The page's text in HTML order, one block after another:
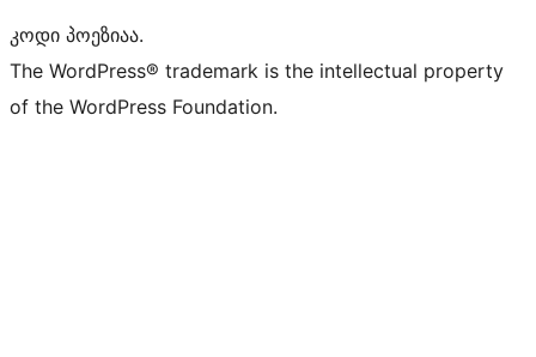
კოდი პოეზიაა.
The WordPress® trademark is the intellectual property
of the WordPress Foundation.